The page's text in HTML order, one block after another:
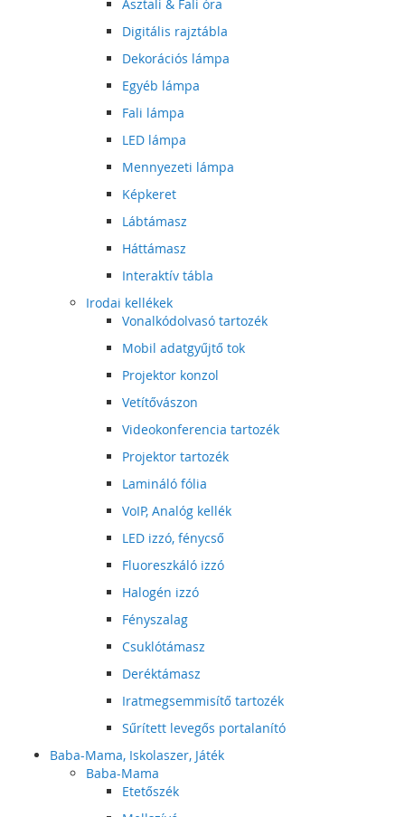
Asztali & Fali óra
Digitális rajztábla
Dekorációs lámpa
Egyéb lámpa
Fali lámpa
LED lámpa
Mennyezeti lámpa
Képkeret
Lábtámasz
Háttámasz
Interaktív tábla
Irodai kellékek
Vonalkódolvasó tartozék
Mobil adatgyűjtő tok
Projektor konzol
Vetítővászon
Videokonferencia tartozék
Projektor tartozék
Lamináló fólia
VoIP, Analóg kellék
LED izzó, fénycső
Fluoreszkáló izzó
Halogén izzó
Fényszalag
Csuklótámasz
Deréktámasz
Iratmegsemmisítő tartozék
Sűrített levegős portalanító
Baba-Mama, Iskolaszer, Játék
Baba-Mama
Etetőszék